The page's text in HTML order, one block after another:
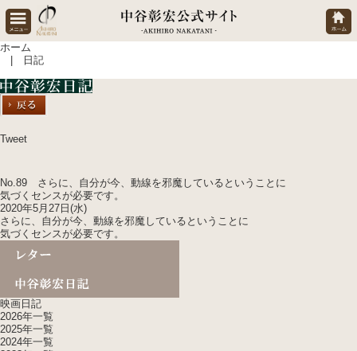
ホーム
| 日記
Tweet
No.89 さらに、自分が今、動線を邪魔しているということに
気づくセンスが必要です。
2020年5月27日(水)
さらに、自分が今、動線を邪魔しているということに
気づくセンスが必要です。
映画日記
2026年一覧
2025年一覧
2024年一覧